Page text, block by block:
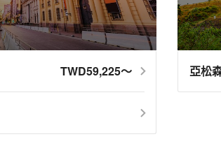
TWD59,225～ 亞松